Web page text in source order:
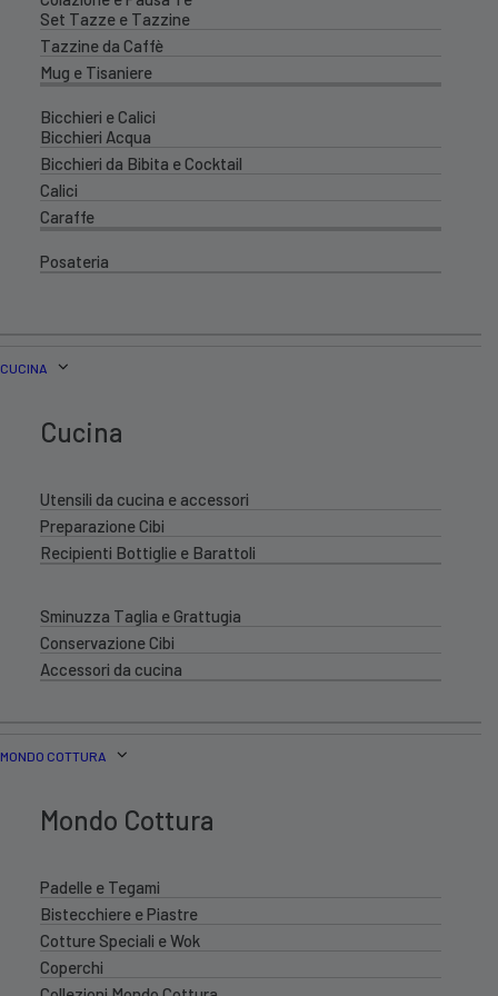
Set Tazze e Tazzine
Tazzine da Caffè
Mug e Tisaniere
Bicchieri e Calici
Bicchieri Acqua
Bicchieri da Bibita e Cocktail
Calici
Caraffe
Posateria
CUCINA
Cucina
Utensili da cucina e accessori
Preparazione Cibi
Recipienti Bottiglie e Barattoli
Sminuzza Taglia e Grattugia
Conservazione Cibi
Accessori da cucina
MONDO COTTURA
Mondo Cottura
Padelle e Tegami
Bistecchiere e Piastre
Cotture Speciali e Wok
Coperchi